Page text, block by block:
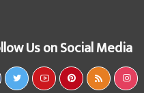
Us on Social Media